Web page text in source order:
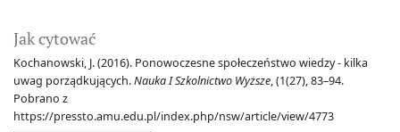
Jak cytować
Kochanowski, J. (2016). Ponowoczesne społeczeństwo wiedzy - kilka
uwag porządkujących.Nauka I Szkolnictwo Wyższe, (1(27), 83–94.
Pobrano z
https://pressto.amu.edu.pl/index.php/nsw/article/view/4773